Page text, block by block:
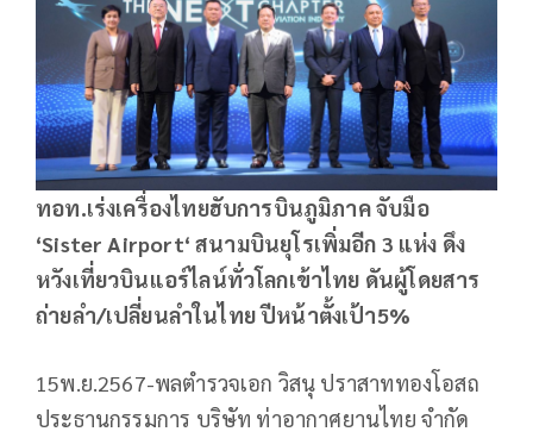
ทอท.เร่งเครื่องไทยฮับการบินภูมิภาค จับมือ
‘Sister Airport‘สนามบินยุโรเพิ่มอีก 3 แห่ง ดึง
หวังเที่ยวบินแอร์ไลน์ทั่วโลกเข้าไทย ดันผู้โดยสาร
ถ่ายลำ/เปลี่ยนลำในไทย ปีหน้าตั้งเป้า5%
15พ.ย.2567-พลตำรวจเอก วิสนุ ปราสาททองโอสถ
ประธานกรรมการ บริษัท ท่าอากาศยานไทย จำกัด